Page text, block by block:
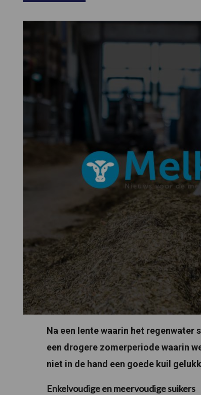
Na een lente waarin het regenwater
een drogere zomerperiode waarin
niet in de hand een goede kuil
Enkelvoudige en meervoudige suikers